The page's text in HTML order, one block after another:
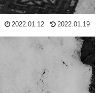
2022.01.12 2022.01.19